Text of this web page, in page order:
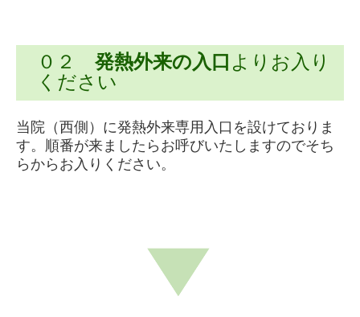
０２ 発熱外来の入口よりお入り
ください
当院（西側）に発熱外来専用入口を設けておりま
す。順番が来ましたらお呼びいたしますのでそち
らからお入りください。